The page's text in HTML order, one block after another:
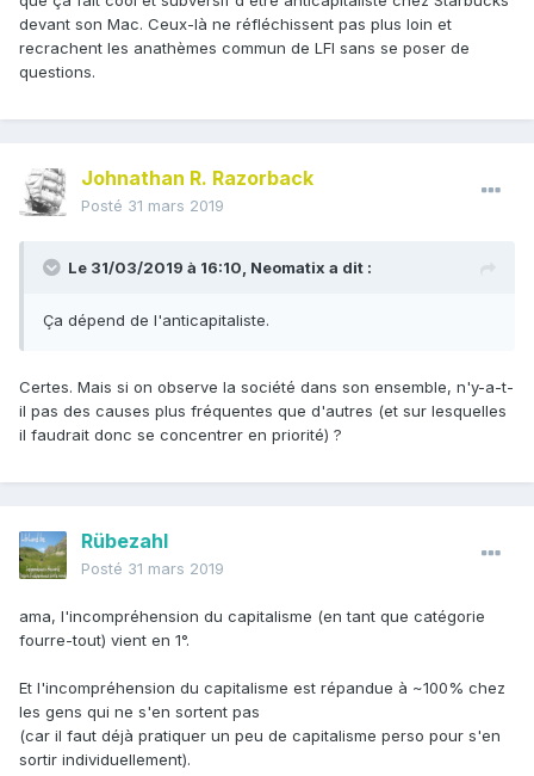
devant son Mac. Ceux-là ne réfléchissent pas plus loin et
recrachent les anathèmes commun de LFI sans se poser de
questions.
Johnathan R. Razorback
Posté 31 mars 2019
Le 31/03/2019 à 16:10, Neomatix a dit :
Ça dépend de l'anticapitaliste.
Certes. Mais si on observe la société dans son ensemble, n'y-a-t-
il pas des causes plus fréquentes que d'autres (et sur lesquelles
il faudrait donc se concentrer en priorité) ?
Rübezahl
Posté 31 mars 2019
ama, l'incompréhension du capitalisme (en tant que catégorie
fourre-tout) vient en 1°.
Et l'incompréhension du capitalisme est répandue à ~100% chez
les gens qui ne s'en sortent pas
(car il faut déjà pratiquer un peu de capitalisme perso pour s'en
sortir individuellement).